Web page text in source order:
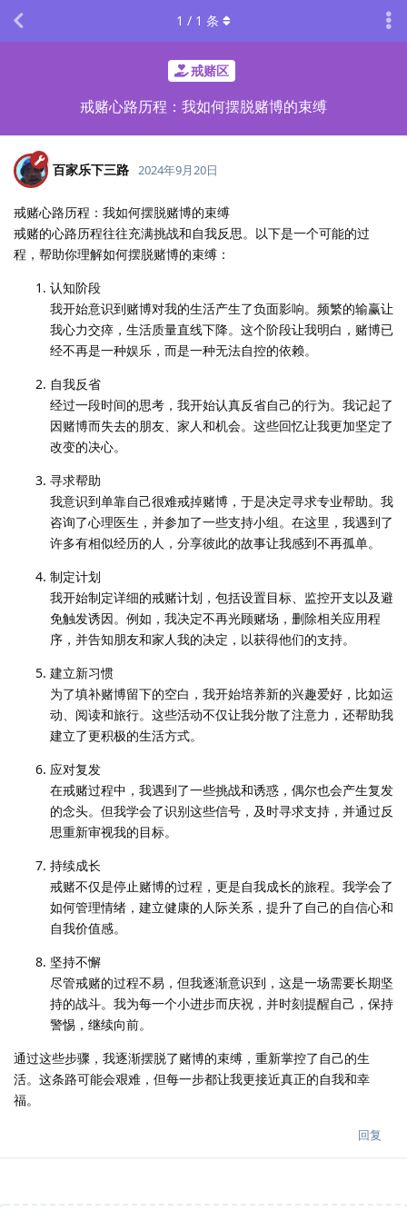
戒赌区
戒赌心路历程：我如何摆脱赌博的束缚
1 / 1 条
百家乐下三路 2024年9月20日
戒赌心路历程：我如何摆脱赌博的束缚
戒赌的心路历程往往充满挑战和自我反思。以下是一个可能的过
程，帮助你理解如何摆脱赌博的束缚：
认知阶段
我开始意识到赌博对我的生活产生了负面影响。频繁的输赢让
我心力交瘁，生活质量直线下降。这个阶段让我明白，赌博已
经不再是一种娱乐，而是一种无法自控的依赖。
自我反省
经过一段时间的思考，我开始认真反省自己的行为。我记起了
因赌博而失去的朋友、家人和机会。这些回忆让我更加坚定了
改变的决心。
寻求帮助
我意识到单靠自己很难戒掉赌博，于是决定寻求专业帮助。我
咨询了心理医生，并参加了一些支持小组。在这里，我遇到了
许多有相似经历的人，分享彼此的故事让我感到不再孤单。
制定计划
我开始制定详细的戒赌计划，包括设置目标、监控开支以及避
免触发诱因。例如，我决定不再光顾赌场，删除相关应用程
序，并告知朋友和家人我的决定，以获得他们的支持。
建立新习惯
为了填补赌博留下的空白，我开始培养新的兴趣爱好，比如运
动、阅读和旅行。这些活动不仅让我分散了注意力，还帮助我
建立了更积极的生活方式。
应对复发
在戒赌过程中，我遇到了一些挑战和诱惑，偶尔也会产生复发
的念头。但我学会了识别这些信号，及时寻求支持，并通过反
思重新审视我的目标。
持续成长
戒赌不仅是停止赌博的过程，更是自我成长的旅程。我学会了
如何管理情绪，建立健康的人际关系，提升了自己的自信心和
自我价值感。
坚持不懈
尽管戒赌的过程不易，但我逐渐意识到，这是一场需要长期坚
持的战斗。我为每一个小进步而庆祝，并时刻提醒自己，保持
警惕，继续向前。
通过这些步骤，我逐渐摆脱了赌博的束缚，重新掌控了自己的生
活。这条路可能会艰难，但每一步都让我更接近真正的自我和幸
福。
回复